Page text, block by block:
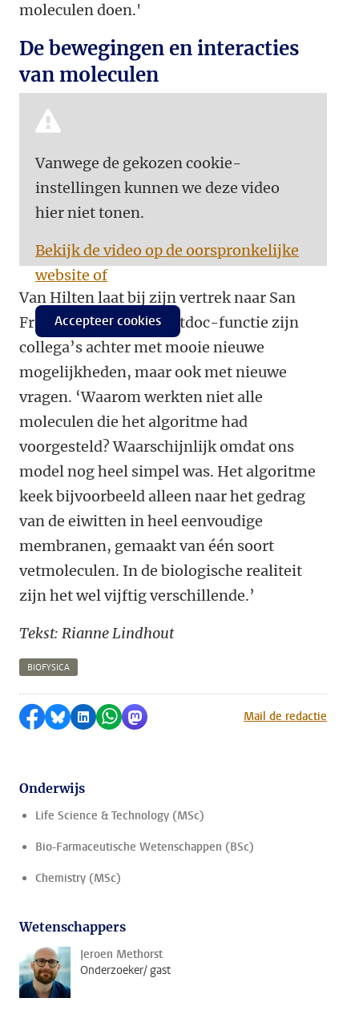
moleculen doen.'
De bewegingen en interacties
van moleculen
Vanwege de gekozen cookie-
instellingen kunnen we deze video
hier niet tonen.
Bekijk de video op de oorspronkelijke
website of
Accepteer cookies
Van Hilten laat bij zijn vertrek naar San
Francisco voor een postdoc-functie zijn
collega’s achter met mooie nieuwe
mogelijkheden, maar ook met nieuwe
vragen. ‘Waarom werkten niet alle
moleculen die het algoritme had
voorgesteld? Waarschijnlijk omdat ons
model nog heel simpel was. Het algoritme
keek bijvoorbeeld alleen naar het gedrag
van de eiwitten in heel eenvoudige
membranen, gemaakt van één soort
vetmoleculen. In de biologische realiteit
zijn het wel vijftig verschillende.’
Tekst: Rianne Lindhout
BIOFYSICA
Delen op Facebook
Delen via Bluesky
Delen op LinkedIn
Delen via WhatsApp
Delen via MastodonMail de redactie
Onderwijs
Life Science & Technology (MSc)
Bio-Farmaceutische Wetenschappen (BSc)
Chemistry (MSc)
Wetenschappers
Jeroen Methorst
Onderzoeker/ gast